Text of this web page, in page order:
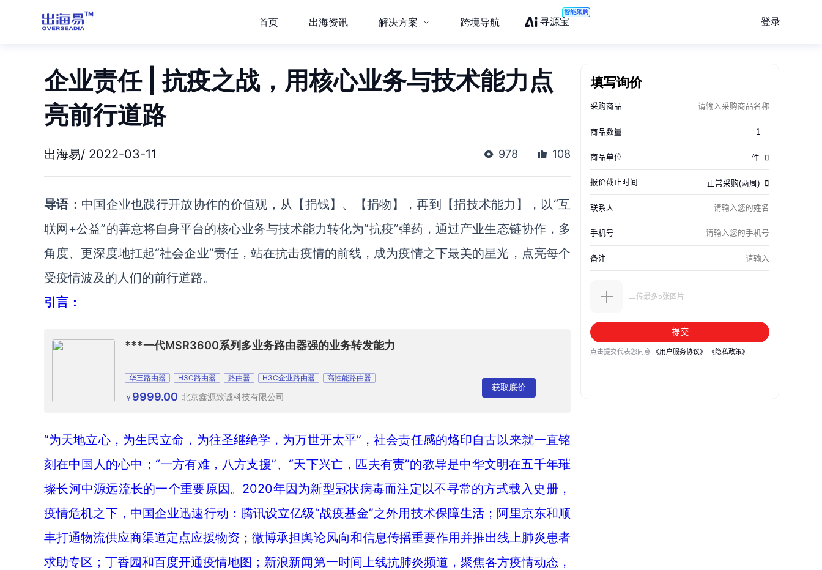
首页 出海资讯 解决方案 跨境导航 寻源宝
智能采购
登录
企业责任 | 抗疫之战，用核心业务与技术能力点
亮前行道路
出海易/ 2022-03-11 978 108
导语： 中国企业也践行开放协作的价值观，从【捐钱】、【捐物】，再到【捐技术能力】，以“互
联网+公益”的善意将自身平台的核心业务与技术能力转化为“抗疫”弹药，通过产业生态链协作，多
角度、更深度地扛起“社会企业”责任，站在抗击疫情的前线，成为疫情之下最美的星光，点亮每个
受疫情波及的人们的前行道路。
引言：
***一代MSR3600系列多业务路由器强的业务转发能力
华三路由器 H3C路由器 路由器 H3C企业路由器 高性能路由器
￥ 9999.00 北京鑫源致诚科技有限公司
获取底价
“为天地立心，为生民立命，为往圣继绝学，为万世开太平”，社会责任感的烙印自古以来就一直铭
刻在中国人的心中；“一方有难，八方支援”、“天下兴亡，匹夫有责”的教导是中华文明在五千年璀
璨长河中源远流长的一个重要原因。2020年因为新型冠状病毒而注定以不寻常的方式载入史册，
疫情危机之下，中国企业迅速行动：腾讯设立亿级“战疫基金”之外用技术保障生活；阿里京东和顺
丰打通物流供应商渠道定点应援物资；微博承担舆论风向和信息传播重要作用并推出线上肺炎患者
求助专区；丁香园和百度开通疫情地图；新浪新闻第一时间上线抗肺炎频道，聚焦各方疫情动态，
填写询价